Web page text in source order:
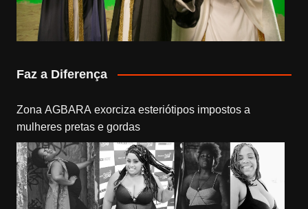
Faz a Diferença
Zona AGBARA exorciza esteriótipos impostos a
mulheres pretas e gordas